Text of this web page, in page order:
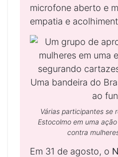
microfone aberto e
empatia e
Várias participantes se
Estocolmo em uma
contra
Em 31 de agosto, o